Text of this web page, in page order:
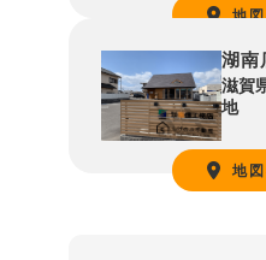
地
湖南
滋賀
地
地